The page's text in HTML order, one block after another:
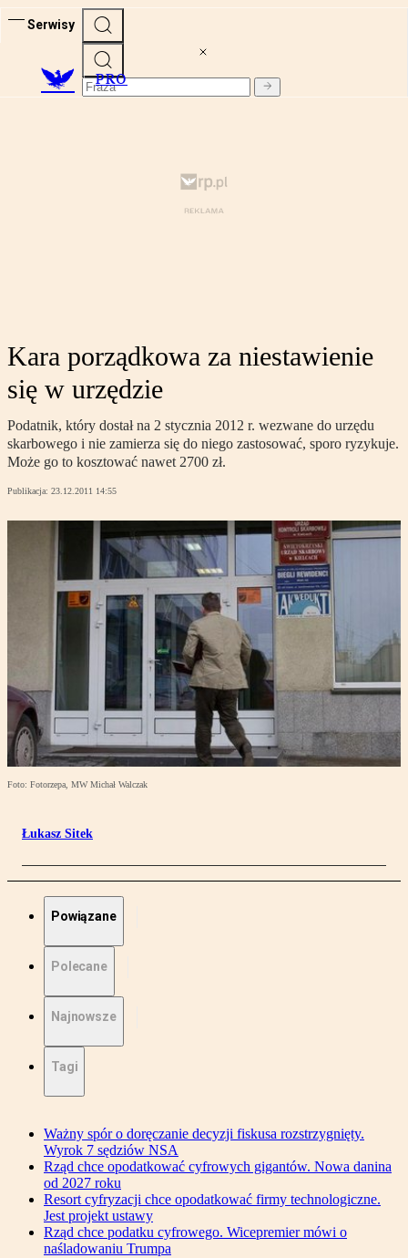
Serwisy
PRO
Kara porządkowa za niestawienie
się w urzędzie
Podatnik, który dostał na 2 stycznia 2012 r. wezwane do urzędu
skarbowego i nie zamierza się do niego zastosować, sporo ryzykuje.
Może go to kosztować nawet 2700 zł.
Publikacja: 23.12.2011 14:55
Foto: Fotorzepa, MW Michał Walczak
Łukasz Sitek
Powiązane
Polecane
Najnowsze
Tagi
Ważny spór o doręczanie decyzji fiskusa rozstrzygnięty.
Wyrok 7 sędziów NSA
Rząd chce opodatkować cyfrowych gigantów. Nowa danina
od 2027 roku
Resort cyfryzacji chce opodatkować firmy technologiczne.
Jest projekt ustawy
Rząd chce podatku cyfrowego. Wicepremier mówi o
naśladowaniu Trumpa